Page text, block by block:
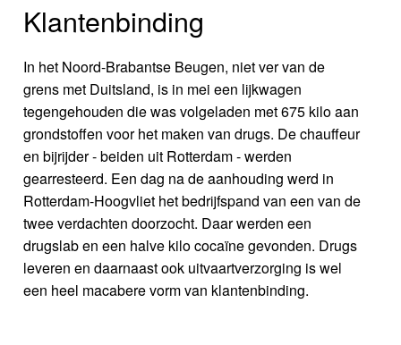
Klantenbinding
In het Noord-Brabantse Beugen, niet ver van de
grens met Duitsland, is in mei een lijkwagen
tegengehouden die was volgeladen met 675 kilo aan
grondstoffen voor het maken van drugs. De chauffeur
en bijrijder - beiden uit Rotterdam - werden
gearresteerd. Een dag na de aanhouding werd in
Rotterdam-Hoogvliet het bedrijfspand van een van de
twee verdachten doorzocht. Daar werden een
drugslab en een halve kilo cocaïne gevonden. Drugs
leveren en daarnaast ook uitvaartverzorging is wel
een heel macabere vorm van klantenbinding.